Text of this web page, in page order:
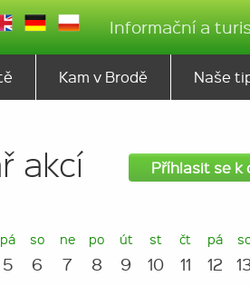
Informační a
Kam v Brodě Naše
akcí
Příhlasit se k
pá
5
so
6
ne
7
po
8
út
9
st
10
čt
11
pá
12